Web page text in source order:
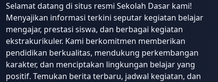
Selamat datang di situs resmi Sekolah Dasar kami!
Menyajikan informasi terkini seputar kegiatan belajar
mengajar, prestasi siswa, dan berbagai kegiatan
ekstrakurikuler. Kami berkomitmen memberikan
pendidikan berkualitas, mendukung perkembangan
karakter, dan menciptakan lingkungan belajar yang
positif. Temukan berita terbaru, jadwal kegiatan, dan